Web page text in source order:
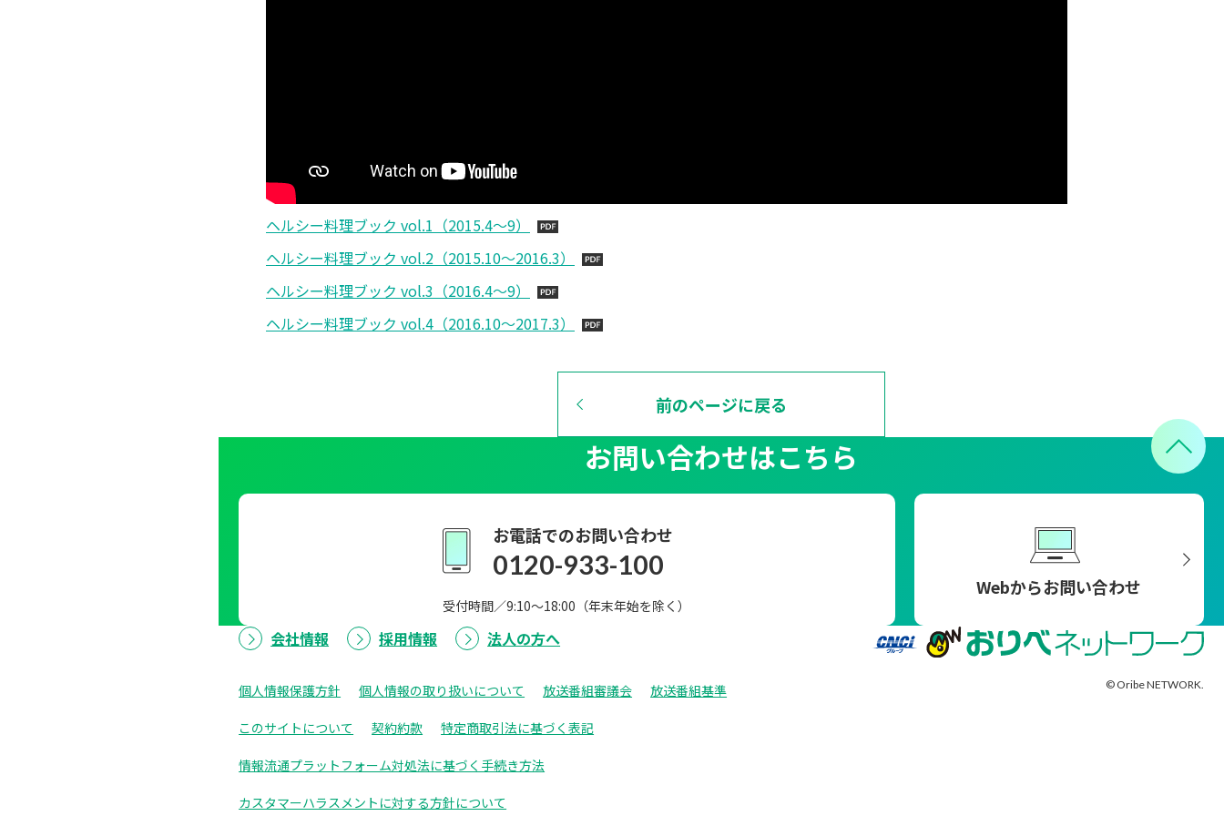
ヘルシー料理ブック vol.1（2015.4～9）
ヘルシー料理ブック vol.2（2015.10～2016.3）
ヘルシー料理ブック vol.3（2016.4～9）
ヘルシー料理ブック vol.4（2016.10～2017.3）
前のページに戻る
お問い合わせはこちら
お電話でのお問い合わせ
0120-933-100
受付時間／9:10～18:00（年末年始を除く）
Webからお問い合わせ
会社情報 採用情報 法人の方へ
個人情報保護方針 個人情報の取り扱いについて 放送番組審議会 放送番組基準
このサイトについて 契約約款 特定商取引法に基づく表記
情報流通プラットフォーム対処法に基づく手続き方法
カスタマーハラスメントに対する方針について
© Oribe NETWORK.